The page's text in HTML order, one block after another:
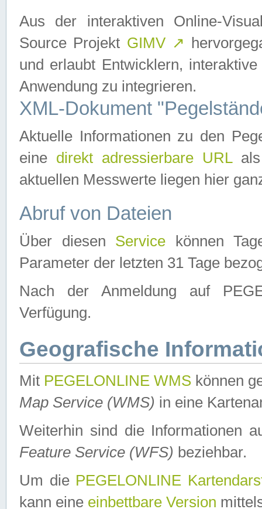
Aus der interaktiven Online-
Source Projekt GIMV ↗
und erlaubt Entwicklern,
Anwendung zu integrieren.
XML-Dokument
Aktuelle Informationen zu den
eine direkt adressierbare URLals
aktuellen Messwerte liegen hier
Abruf von Dateien
Über diesen Service können
Parameter der letzten 31 Tage
Nach der Anmeldung auf
Verfügung.
Geografische
Mit PEGELONLINE WMS können
Map Service (WMS) in eine
Weiterhin sind die Informationen
Feature Service (WFS) beziehbar.
Um die PEGELONLINE
kann eine einbettbare Version